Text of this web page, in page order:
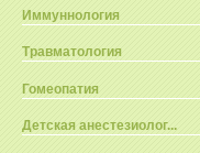
Иммуннология
Травматология
Гомеопатия
Детская анестезиолог...